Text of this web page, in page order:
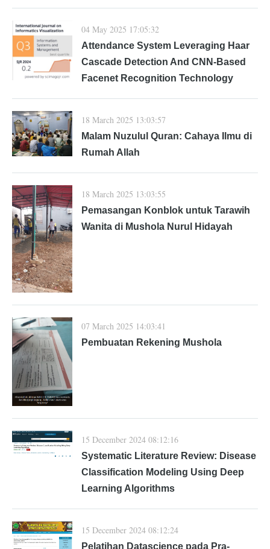
04 May 2025 17:05:32
Attendance System Leveraging Haar
Cascade Detection And CNN-Based
Facenet Recognition Technology
18 March 2025 13:03:57
Malam Nuzulul Quran: Cahaya Ilmu di
Rumah Allah
18 March 2025 13:03:55
Pemasangan Konblok untuk Tarawih
Wanita di Mushola Nurul Hidayah
07 March 2025 14:03:41
Pembuatan Rekening Mushola
15 December 2024 08:12:16
Systematic Literature Review: Disease
Classification Modeling Using Deep
Learning Algorithms
15 December 2024 08:12:24
Pelatihan Datascience pada Pra-